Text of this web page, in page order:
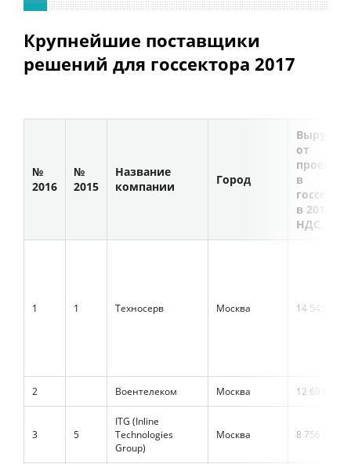
Крупнейшие поставщики
решений для госсектора 2017
№
2016
№
2015
Название
компании
Город
Выручка
от
проектов
в
в 2016 г.,
НДС,
1 1 Техносерв Москва 14 545 661
2 Воентелеком Москва 12 691 487
3 5
ITG (Inline
Technologies
Group)
Москва 8 756 160